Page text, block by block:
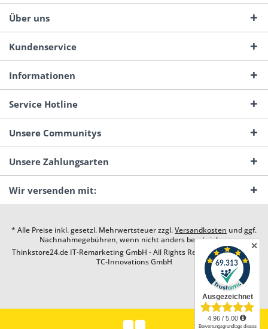
Über uns
Kundenservice
Informationen
Service Hotline
Unsere Communitys
Unsere Zahlungsarten
Wir versenden mit:
* Alle Preise inkl. gesetzl. Mehrwertsteuer zzgl.Versandkosten und ggf.
Nachnahmegebühren, wenn nicht anders beschrieben
Thinkstore24.de IT-Remarketing GmbH - All Rights Reserved. Design by
TC-Innovations GmbH
✕